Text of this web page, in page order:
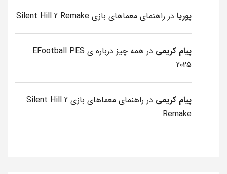
پوریا در راهنمای معماهای بازی Silent Hill 2 Remake
پیام کریمی در
همه چیز درباره ی EFootball PES
2025
پیام کریمی در
راهنمای معماهای بازی Silent Hill 2
Remake